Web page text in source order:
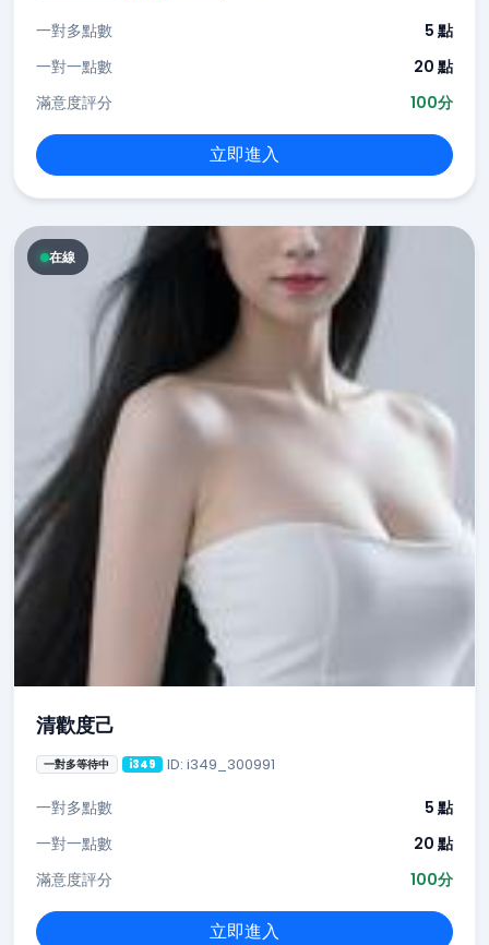
一對多點數
5 點
一對一點數
20 點
滿意度評分
100分
立即進入
在線
清歡度己
一對多等待中 i349 ID: i349_300991
一對多點數
5 點
一對一點數
20 點
滿意度評分
100分
立即進入